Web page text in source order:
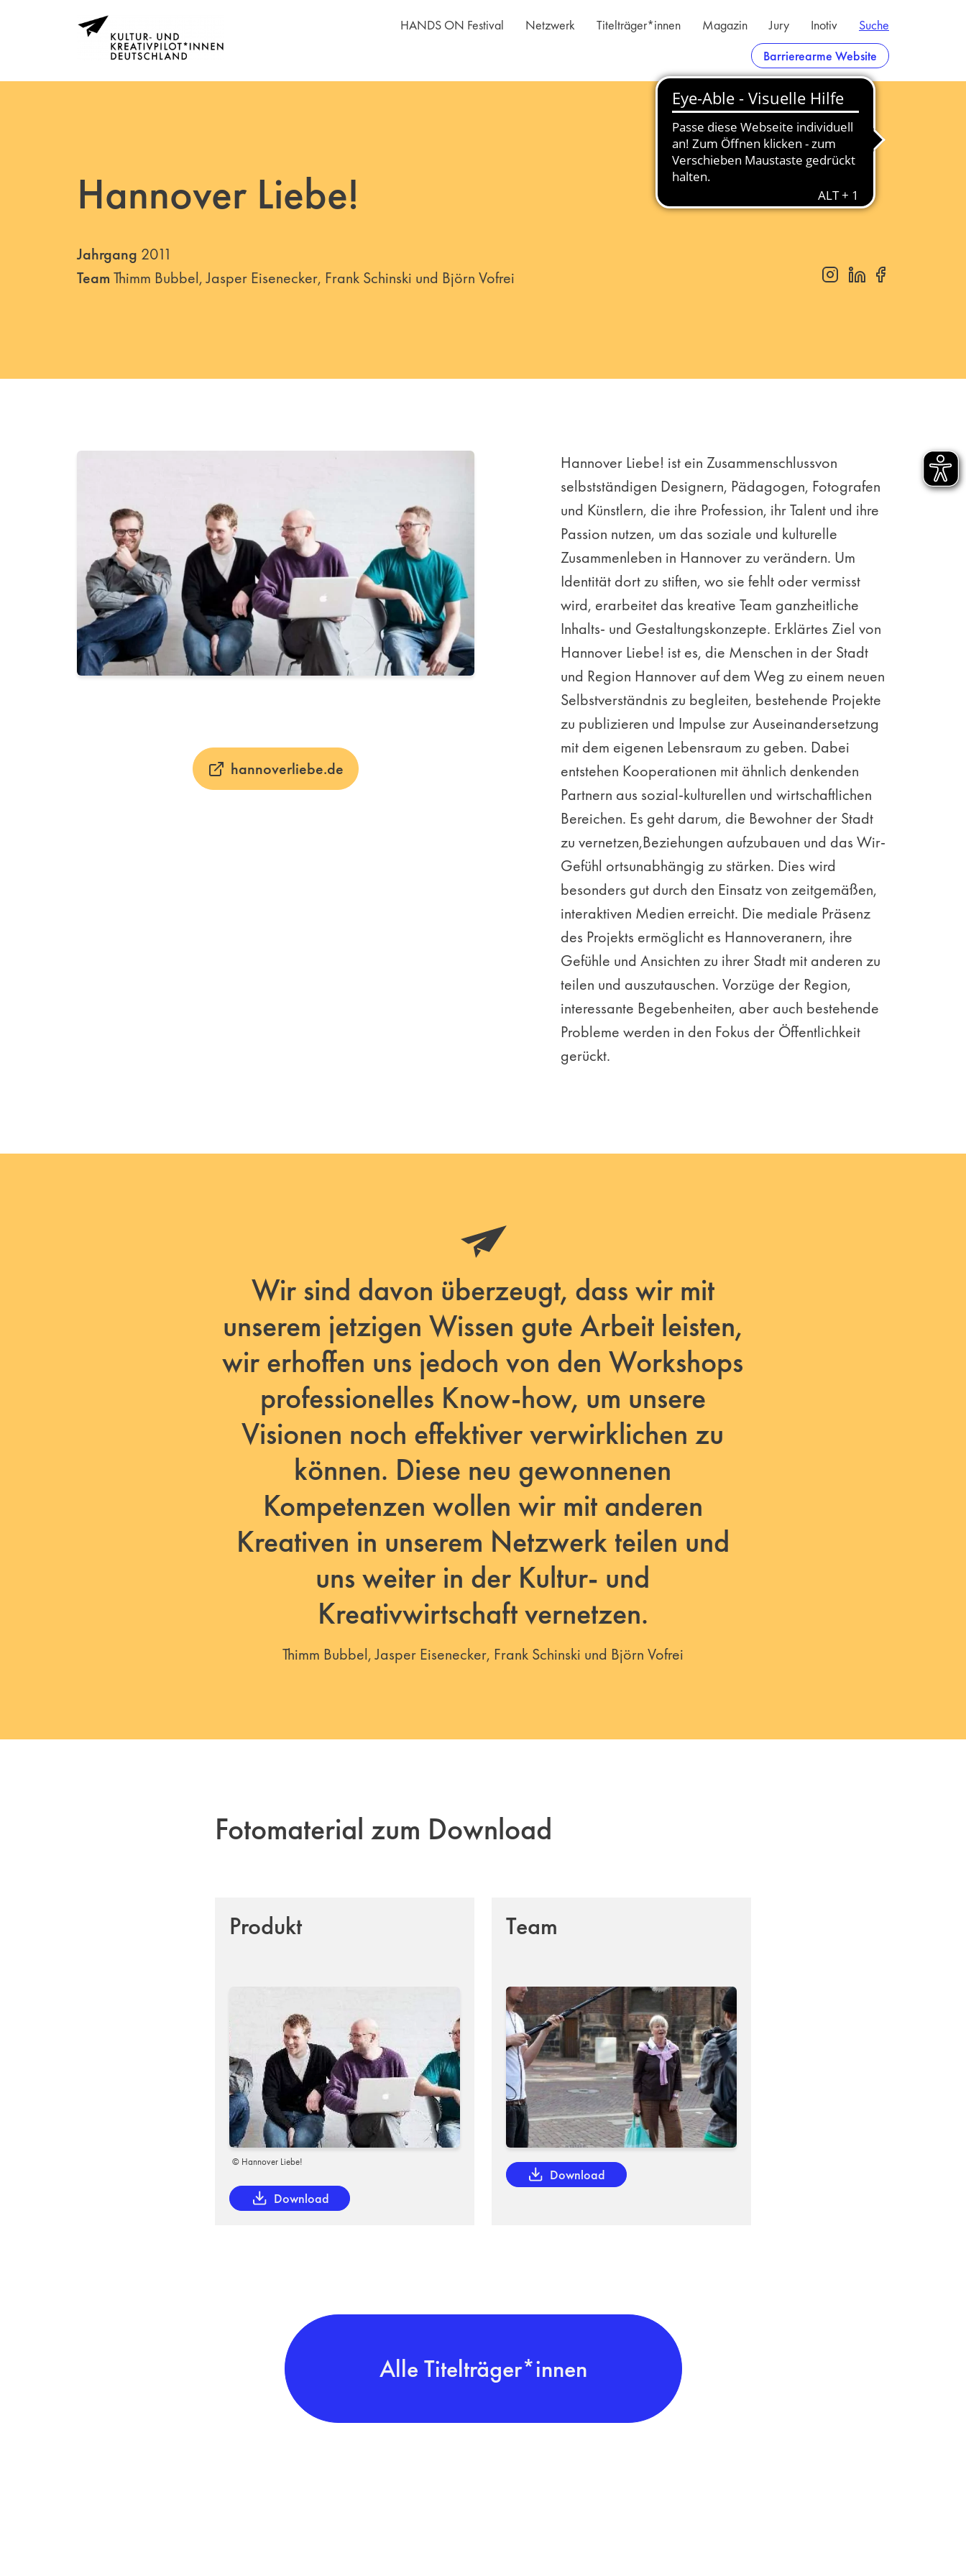
HANDS ON Festival Netzwerk Titelträger*innen Magazin Jury Inotiv
Suche
Barrierearme Website
Hannover Liebe!
Jahrgang 2011
Team Thimm Bubbel, Jasper Eisenecker, Frank Schinski und Björn Vofrei
hannoverliebe.de
Hannover Liebe! ist ein Zusammenschlussvon
selbstständigen Designern, Pädagogen, Fotografen
und Künstlern, die ihre Profession, ihr Talent und ihre
Passion nutzen, um das soziale und kulturelle
Zusammenleben in Hannover zu verändern. Um
Identität dort zu stiften, wo sie fehlt oder vermisst
wird, erarbeitet das kreative Team ganzheitliche
Inhalts- und Gestaltungskonzepte. Erklärtes Ziel von
Hannover Liebe! ist es, die Menschen in der Stadt
und Region Hannover auf dem Weg zu einem neuen
Selbstverständnis zu begleiten, bestehende Projekte
zu publizieren und Impulse zur Auseinandersetzung
mit dem eigenen Lebensraum zu geben. Dabei
entstehen Kooperationen mit ähnlich denkenden
Partnern aus sozial-kulturellen und wirtschaftlichen
Bereichen. Es geht darum, die Bewohner der Stadt
zu vernetzen,Beziehungen aufzubauen und das Wir-
Gefühl ortsunabhängig zu stärken. Dies wird
besonders gut durch den Einsatz von zeitgemäßen,
interaktiven Medien erreicht. Die mediale Präsenz
des Projekts ermöglicht es Hannoveranern, ihre
Gefühle und Ansichten zu ihrer Stadt mit anderen zu
teilen und auszutauschen. Vorzüge der Region,
interessante Begebenheiten, aber auch bestehende
Probleme werden in den Fokus der Öffentlichkeit
gerückt.
Wir sind davon überzeugt, dass wir mit
unserem jetzigen Wissen gute Arbeit leisten,
wir erhoffen uns jedoch von den Workshops
professionelles Know-how, um unsere
Visionen noch effektiver verwirklichen zu
können. Diese neu gewonnenen
Kompetenzen wollen wir mit anderen
Kreativen in unserem Netzwerk teilen und
uns weiter in der Kultur- und
Kreativwirtschaft vernetzen.
Thimm Bubbel, Jasper Eisenecker, Frank Schinski und Björn Vofrei
Fotomaterial zum Download
Produkt
© Hannover Liebe!
Download
Team
Download
Alle Titelträger*innen